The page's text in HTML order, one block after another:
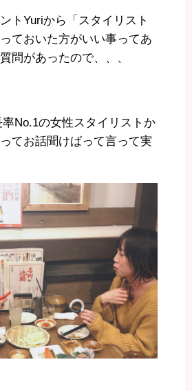
トYuriから「スタイリスト
ておいた方がいい事ってあ
問があったので、、、
No.1の女性スタイリストか
てお話聞けばって言って実